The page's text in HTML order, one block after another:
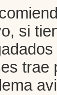
si
trae